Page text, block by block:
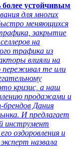
более устойчивым
для многих
меняющихся
закрытие
на
трафика из
влияли на
переживал те или
кризис, а наш
продажами и
брендов Дания
И предлагает
инструмент
оздоровления и
назвала